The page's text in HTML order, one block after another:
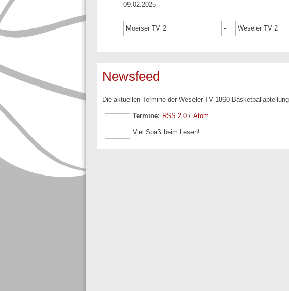
09.02.2025
Moerser TV 2 - Weseler TV 2
Newsfeed
Die aktuellen Termine der Weseler-TV 1860
Termine: RSS 2.0 / Atom
Viel Spaß beim Lesen!